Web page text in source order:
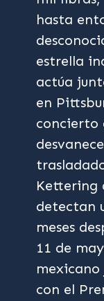
hasta
estrella
actúa
en
concierto
Kettering
detectan
meses
11 de
mexicano
con el